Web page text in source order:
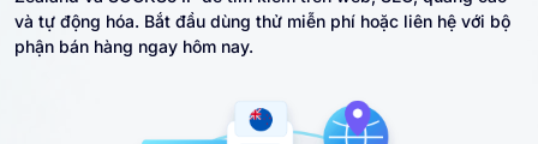
và tự động hóa. Bắt đầu dùng thử miễn phí hoặc liên hệ với bộ
phận bán hàng ngay hôm nay.